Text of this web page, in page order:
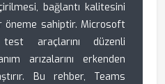
bağlantı kalitesini
öneme sahiptir. Microsoft
araçlarını düzenli
arızalarını erkenden
Bu rehber, Teams